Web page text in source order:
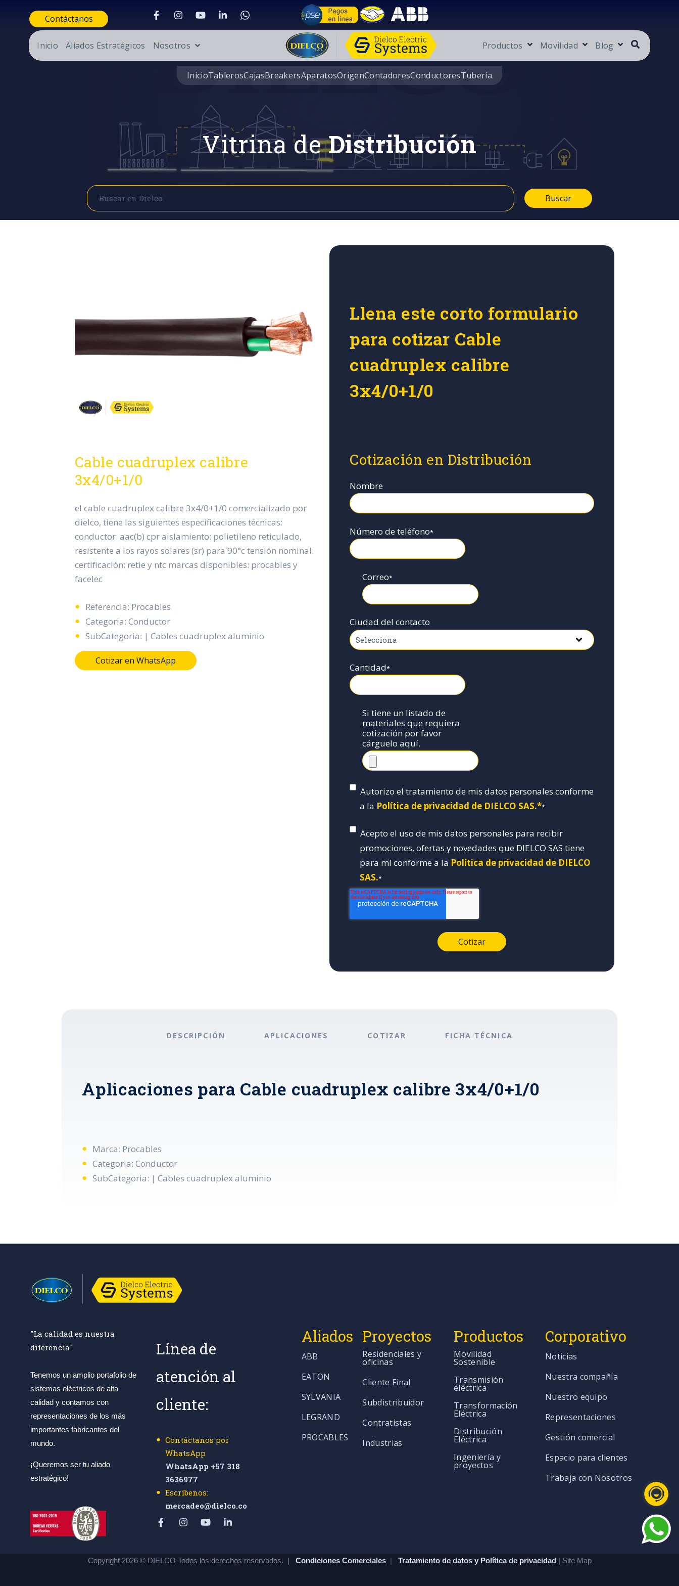
Contáctanos
Inicio Aliados Estratégicos Nosotros Productos Movilidad Blog
InicioTablerosCajasBreakersAparatosOrigenContadoresConductoresTubería
Vitrina deDistribución
Buscar
Buscar
Cable cuadruplex calibre
3x4/0+1/0
el cable cuadruplex calibre 3x4/0+1/0 comercializado por
dielco, tiene las siguientes especificaciones técnicas:
conductor: aac(b) cpr aislamiento: polietileno reticulado,
resistente a los rayos solares (sr) para 90°c tensión nominal:
certificación: retie y ntc marcas disponibles: procables y
facelec
Referencia: Procables
Categoria: Conductor
SubCategoria: | Cables cuadruplex aluminio
Cotizar en WhatsApp
Llena este corto formulario
para cotizar Cable
cuadruplex calibre
3x4/0+1/0
Cotización en Distribución
Nombre
Número de teléfono*
Correo*
Ciudad del contacto
Cantidad*
Si tiene un listado de
materiales que requiera
cotización por favor
cárguelo aquí.
Autorizo el tratamiento de mis datos personales conforme
a la Política de privacidad de DIELCO SAS.**
Acepto el uso de mis datos personales para recibir
promociones, ofertas y novedades que DIELCO SAS tiene
para mí conforme a la Política de privacidad de DIELCO
SAS.*
DESCRIPCIÓN APLICACIONES COTIZAR FICHA TÉCNICA
Aplicaciones para Cable cuadruplex calibre 3x4/0+1/0
Marca: Procables
Categoria: Conductor
SubCategoria: | Cables cuadruplex aluminio
"La calidad es nuestra
diferencia"
Tenemos un amplio portafolio de
sistemas eléctricos de alta
calidad y contamos con
representaciones de los más
importantes fabricantes del
mundo.
¡Queremos ser tu aliado
estratégico!
Línea de
atención al
cliente:
Contáctanos por
WhatsApp
WhatsApp +57 318
3636977
Escríbenos:
mercadeo@dielco.co
Aliados
ABB
EATON
SYLVANIA
LEGRAND
PROCABLES
Proyectos
Residenciales y
oficinas
Cliente Final
Subdistribuidor
Contratistas
Industrias
Productos
Movilidad
Sostenible
Transmisión
eléctrica
Transformación
Eléctrica
Distribución
Eléctrica
Ingeniería y
proyectos
Corporativo
Noticias
Nuestra compañía
Nuestro equipo
Representaciones
Gestión comercial
Espacio para clientes
Trabaja con Nosotros
Copyright 2026 © DIELCO Todos los derechos reservados. | Condiciones Comerciales| Tratamiento de datos y Política de privacidad | Site Map